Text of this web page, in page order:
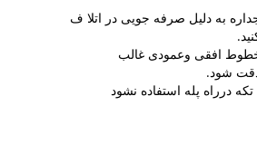
به دلیل صرفه جویی در اتلا ف
افقی وعمودی غالب
شود.
درراه پله استفاده نشود